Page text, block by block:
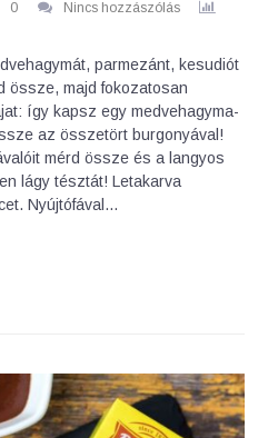
0
Nincs hozzászólás
parmezánt, kesudiót
össze, majd fokozatosan
így kapsz egy medvehagyma-
az összetört burgonyával!
mérd össze és a langyos
lágy tésztát! Letakarva
Nyújtófával…